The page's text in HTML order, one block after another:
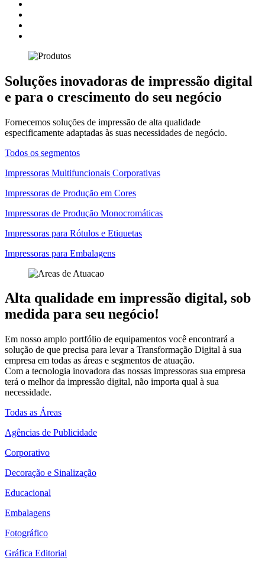
Soluções inovadoras de impressão digital
e para o crescimento do seu negócio
Fornecemos soluções de impressão de alta qualidade
especificamente adaptadas às suas necessidades de negócio.
Todos os segmentos
Impressoras Multifuncionais Corporativas
Impressoras de Produção em Cores
Impressoras de Produção Monocromáticas
Impressoras para Rótulos e Etiquetas
Impressoras para Embalagens
Alta qualidade em impressão digital, sob
medida para seu negócio!
Em nosso amplo portfólio de equipamentos você encontrará a
solução de que precisa para levar a Transformação Digital à sua
empresa em todas as áreas e segmentos de atuação.
Com a tecnologia inovadora das nossas impressoras sua empresa
terá o melhor da impressão digital, não importa qual à sua
necessidade.
Todas as Áreas
Agências de Publicidade
Corporativo
Decoração e Sinalização
Educacional
Embalagens
Fotográfico
Gráfica Editorial